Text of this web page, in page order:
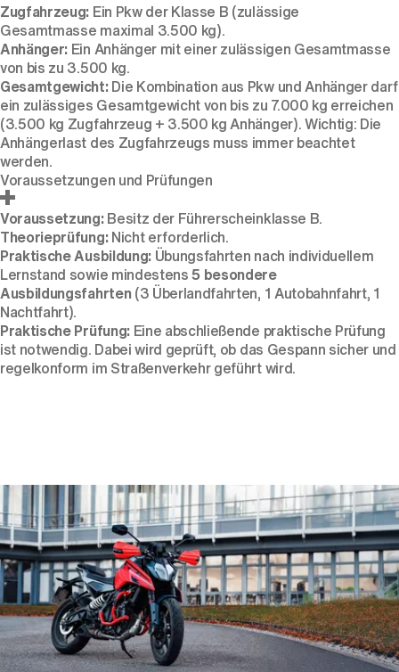
Zugfahrzeug: Ein Pkw der Klasse B (zulässige
Gesamtmasse maximal 3.500 kg).
Anhänger: Ein Anhänger mit einer zulässigen Gesamtmasse
von bis zu 3.500 kg.
Gesamtgewicht:Die Kombination aus Pkw und Anhänger darf
ein zulässiges Gesamtgewicht von bis zu 7.000 kg erreichen
(3.500 kg Zugfahrzeug + 3.500 kg Anhänger). Wichtig: Die
Anhängerlast des Zugfahrzeugs muss immer beachtet
werden.
Voraussetzungen und Prüfungen
Voraussetzung:Besitz der Führerscheinklasse B.
Theorieprüfung:Nicht erforderlich.
Praktische Ausbildung:Übungsfahrten nach individuellem
Lernstand sowie mindestens5 besondere
Ausbildungsfahrten(3 Überlandfahrten, 1 Autobahnfahrt, 1
Nachtfahrt).
Praktische Prüfung:Eine abschließende praktische Prüfung
ist notwendig. Dabei wird geprüft, ob das Gespann sicher und
regelkonform im Straßenverkehr geführt wird.